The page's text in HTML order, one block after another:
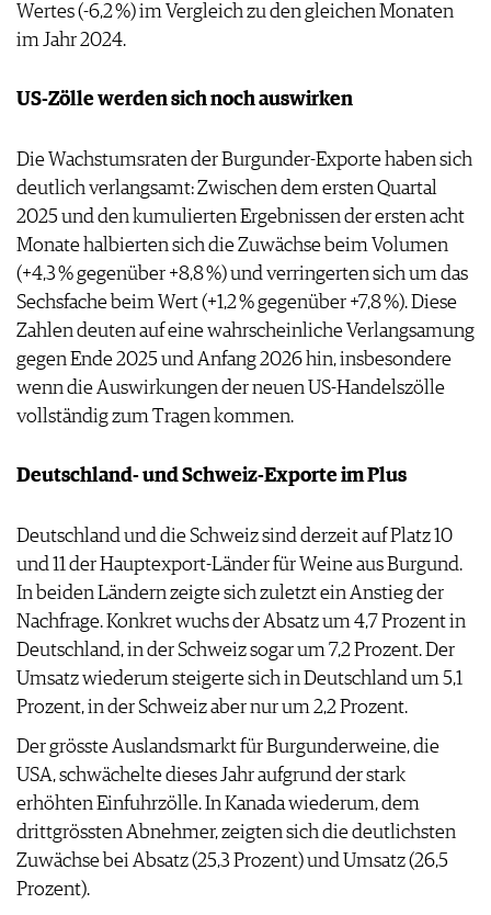
Wertes (-6,2 %) im Vergleich zu den gleichen Monaten
im Jahr 2024.
US-Zölle werden sich noch auswirken
Die Wachstumsraten der Burgunder-Exporte haben sich
deutlich verlangsamt: Zwischen dem ersten Quartal
2025 und den kumulierten Ergebnissen der ersten acht
Monate halbierten sich die Zuwächse beim Volumen
(+4,3 % gegenüber +8,8 %) und verringerten sich um das
Sechsfache beim Wert (+1,2 % gegenüber +7,8 %). Diese
Zahlen deuten auf eine wahrscheinliche Verlangsamung
gegen Ende 2025 und Anfang 2026 hin, insbesondere
wenn die Auswirkungen der neuen US-Handelszölle
vollständig zum Tragen kommen.
Deutschland- und Schweiz-Exporte im Plus
Deutschland und die Schweiz sind derzeit auf Platz 10
und 11 der Hauptexport-Länder für Weine aus Burgund.
In beiden Ländern zeigte sich zuletzt ein Anstieg der
Nachfrage. Konkret wuchs der Absatz um 4,7 Prozent in
Deutschland, in der Schweiz sogar um 7,2 Prozent. Der
Umsatz wiederum steigerte sich in Deutschland um 5,1
Prozent, in der Schweiz aber nur um 2,2 Prozent.
Der grösste Auslandsmarkt für Burgunderweine, die
USA, schwächelte dieses Jahr aufgrund der stark
erhöhten Einfuhrzölle. In Kanada wiederum, dem
drittgrössten Abnehmer, zeigten sich die deutlichsten
Zuwächse bei Absatz (25,3 Prozent) und Umsatz (26,5
Prozent).